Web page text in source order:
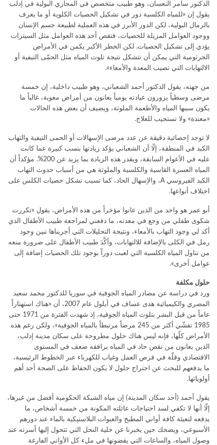
الدكتور سامر النعسان، وهو طبيب متخصص في المجاري البولية في إدلب
يقول إن «للمياه الكلسية دور في تشكيل الحصيات الكلوية أو ما يعرف
بالرمال البولية، لكن الدور الأبرز في هذه العملية لطبيعة جسم الإنسان
ووجود العوامل المزيلة للحصيات، فنقص أحد هذه العوامل مثل السيترات
يؤدي إلى تشكيل الحصيات. لكن الخطر الأكبر يكمن في الأمراض
الجرثومية التي يمكن أن تتشكل نتيجة تلوث المياه مثل الحمّى التيفية أو
الالتهابات التي تصيب المعدة والأمعاء».
من جهته، يقول الدكتور أحمد الشعباني، وهو طبيب داخلية، إن خمسة
مرضى وسطياً يزورون عيادته يومياً يعانون من أمراض معوية، غالباً ما
يكون سببها المياه والأطعمة الملوثة، ويضيف أن بعض هذه الحالات
«معندة» ولا تستجيب للعلاج.
لا توجد إحصائية دقيقة عن عدد مرضى الإسهالات أو الحمى التيفية والتهاب
الكبد في المنطقة، إلّا أن الشعباني يؤكد زيادتها بنسب كبيرة عما كانت
عليه في الأعوام السابقة، ويقدر هذه الزيادة بما يزيد عن 200%. مؤكداً أن
المياه العسرة القاسية والكلسية والملوثة هي من أسباب حدوث التهاب
الكبد الفيروسي A، والإسهال الحاد، كما تسبب تشكل حصيات الكلس على
اختلاف أنواعها.
أبو عمر هو واحد من الذين عانوا مؤخراً من هذه الأمراض، يقول «تكررت
شكوى طفلي من وجع في معدته، ما دفعني لمراجعة طبيب الأطفال الذي
أكد لي وجود التهاب بالأمعاء، ونتيجة التحليلات التي أجريناها تبين وجود
رمل في الكلى بالإضافة للالتهابات، وأكَّدَ طبيب الأطفال على ضرورة منعه
من تناول المياه الكلسية التي لعبت دوراً بوجود تلك الحصيات إضافة إلى
عوامل أخرى».
حلول مكلفة
ورد في دراسة عن مصادر المياه الجوفية في سوريا للدكتور محمد سعيد
المصري والكيميائية هدى عساف في أيلول عام 2007، أن «هناك استهتاراً
عاماً من قبل البشر بتلوث المياه الجوفية، إذ شهدت الفترة من 1971 حتى
1985 تفشّي أكثر من 245 مرضاً مرتبطاً بالمياه الجوفية»، ولكن رغم هذه
الأمراض كلّها، فإنه ليس هناك حلول مطروحة على سكان مدينة إدلب،
الذين يعانون من نقص حاد في المياه يرافقه ضعف في المستوى
الاقتصادي وقلّة في فرص العمل وغياب للكهرباء عبر الخطوط الرئيسية،
ما يدفعهم للبحث عن اجتراح حلول لا يكون الحفاظ على الصحة أحد أهم
أولوياتها.
يقول أحمد (أحد سكان المدينة) إن مياه الشبكة الحكومية أفضل من غيرها،
إلّا أنها لا تكفي لسد احتياجات عائلته المكونة من خمسة أشخاص، ما
يدفعه لتعبئة كافة أواني المطبخ والعبوات البلاستيكية بالماء عند دورهم
الأسبوعي، ويضحك حين يخبرنا عن خلية النحل التي تتحول إليها أسرته عند
وصول المياه، والساعات التي يقضونها في ملء كل الأواني الفارغة